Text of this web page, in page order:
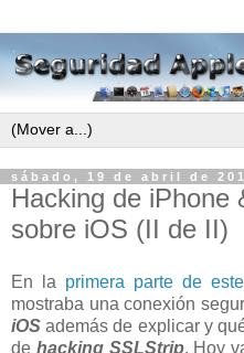
sábado, 19 de abril de
Hacking de iPhone
sobre iOS (II de II)
En la primera parte de
mostraba una conexión
iOS además de explicar y
de hacking SSLStrip. Hoy